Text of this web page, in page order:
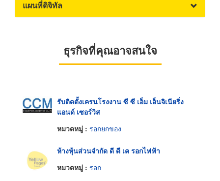
แผนที่ดิจิทัล
ธุรกิจที่คุณอาจสนใจ
รับติดตั้งเครนโรงงาน ซี ซี เอ็ม เอ็นจิเนียริ่ง
แอนด์ เซอร์วิส
หมวดหมู่ : รอกยกของ
ห้างหุ้นส่วนจำกัด ดี ดี เค รอกไฟฟ้า
หมวดหมู่ : รอก